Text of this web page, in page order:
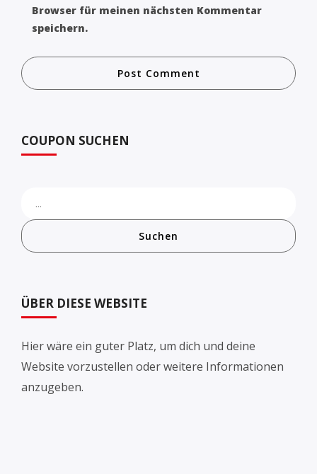
Browser für meinen nächsten Kommentar
speichern.
COUPON SUCHEN
Suchen
ÜBER DIESE WEBSITE
Hier wäre ein guter Platz, um dich und deine
Website vorzustellen oder weitere Informationen
anzugeben.